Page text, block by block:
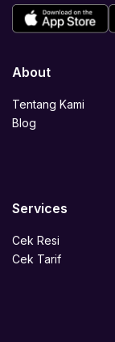
About
Tentang Kami
Blog
Services
Cek Resi
Cek Tarif